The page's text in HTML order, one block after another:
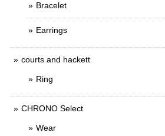
Bracelet
Earrings
courts and hackett
Ring
CHRONO Select
Wear